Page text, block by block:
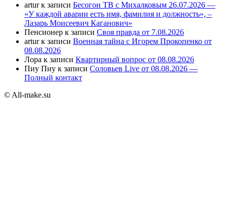
arturк записи Бесогон ТВ с Михалковым 26.07.2026 —
«У каждой аварии есть имя, фамилия и должность», –
Лазарь Моисеевич Каганович»
Пенсионер к записи Своя правда от 7.08.2026
arturк записи Военная тайна с Игорем Прокопенко от
08.08.2026
Лора к записи Квартирный вопрос от 08.08.2026
Пиу Пиу к записи Соловьев Live от 08.08.2026 —
Полный контакт
© All-make.su